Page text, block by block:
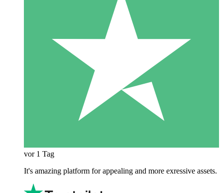
vor 1 Tag
It's amazing platform for appealing and more exressive assets.